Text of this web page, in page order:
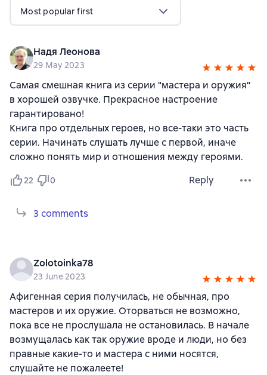
Most popular first
Надя Леонова
29 May 2023
Самая смешная книга из серии "мастера и оружия"
в хорошей озвучке. Прекрасное настроение
гарантировано!
Книга про отдельных героев, но все-таки это часть
серии. Начинать слушать лучше с первой, иначе
сложно понять мир и отношения между героями.
22 0 Reply
3 comments
Zolotoinka78
23 June 2023
Афигенная серия получилась, не обычная, про
мастеров и их оружие. Оторваться не возможно,
пока все не прослушала не остановилась. В начале
возмущалась как так оружие вроде и люди, но без
правные какие-то и мастера с ними носятся,
слушайте не пожалеете!